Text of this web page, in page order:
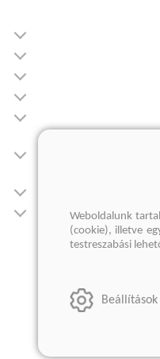
Weboldalunk
(cookie), illetve
testreszabási
Beállítások